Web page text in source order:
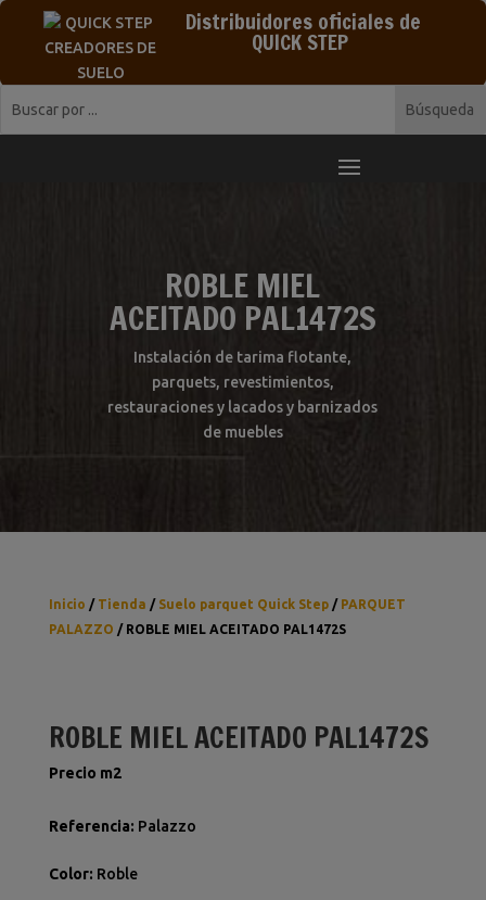
Distribuidores oficiales de
QUICK STEP
ROBLE MIEL
ACEITADO PAL1472S
Instalación de tarima flotante,
parquets, revestimientos,
restauraciones y lacados y barnizados
de muebles
Inicio / Tienda / Suelo parquet Quick Step/ PARQUET
PALAZZO / ROBLE MIEL ACEITADO PAL1472S
ROBLE MIEL ACEITADO PAL1472S
Precio m2
Referencia: Palazzo
Color: Roble